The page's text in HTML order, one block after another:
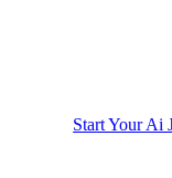
Start Your Ai